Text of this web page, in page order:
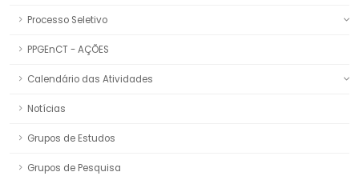
Processo Seletivo
PPGEnCT - AÇÕES
Calendário das Atividades
Notícias
Grupos de Estudos
Grupos de Pesquisa